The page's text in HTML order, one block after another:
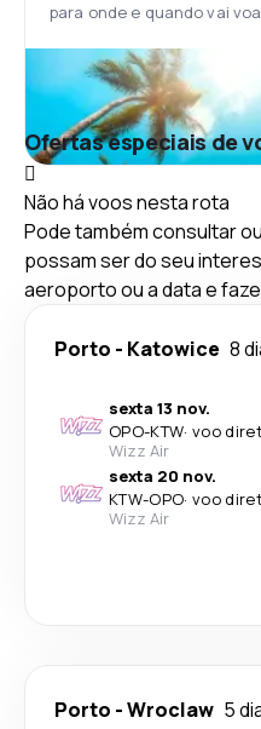
para onde e quando vai
Ofertas especiais de
Não há voos nesta rota
Pode também consultar
possam ser do seu
aeroporto ou a data e
Porto - Katowice 8
sexta 13 nov.
OPO-KTW· voo
Wizz Air
sexta 20 nov.
KTW-OPO· voo
Wizz Air
Porto -Wroclaw 5